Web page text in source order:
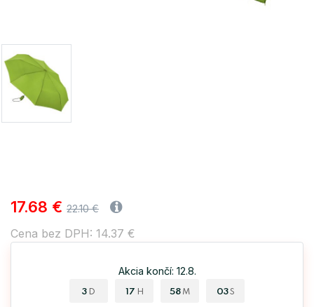
17.68 € 22.10 €
Cena bez DPH: 14.37 €
Akcia končí: 12.8.
3 D 17 H 58 M 02 S